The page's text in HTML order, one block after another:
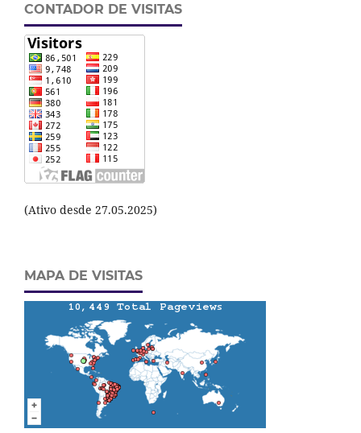
CONTADOR DE VISITAS
(Ativo desde 27.05.2025)
MAPA DE VISITAS